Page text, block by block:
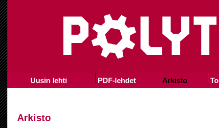
Uusin lehti PDF-lehdet Arkisto
Arkisto